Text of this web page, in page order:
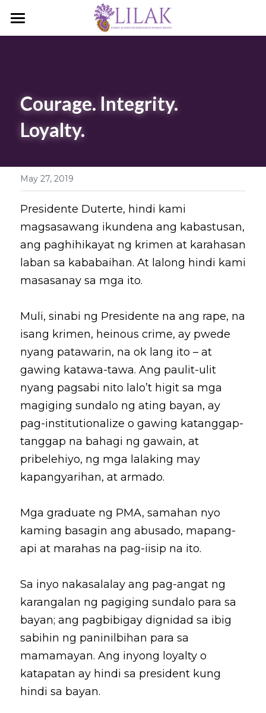
Home
Our People
Programs & Campaigns
LILAK Press
Publications
Resources
Umalohokan News
Photos
Videos
Artivism
KPinay, May K Ka
Fëgëlukës at Linggëng
Illustrations
Poems
Support LILAK
Courage. Integrity.
Loyalty.
May 27, 2019
Presidente Duterte, hindi kami
magsasawang ikundena ang kabastusan,
ang paghihikayat ng krimen at karahasan
laban sa kababaihan. At lalong hindi kami
masasanay sa mga ito.
Muli, sinabi ng Presidente na ang rape, na
isang krimen, heinous crime, ay pwede
nyang patawarin, na ok lang ito – at
gawing katawa-tawa. Ang paulit-ulit
nyang pagsabi nito lalo’t higit sa mga
magiging sundalo ng ating bayan, ay
pag-institutionalize o gawing katanggap-
tanggap na bahagi ng gawain, at
pribelehiyo, ng mga lalaking may
kapangyarihan, at armado.
Mga graduate ng PMA, samahan nyo
kaming basagin ang abusado, mapang-
api at marahas na pag-iisip na ito.
Sa inyo nakasalalay ang pag-angat ng
karangalan ng pagiging sundalo para sa
bayan; ang pagbibigay dignidad sa ibig
sabihin ng paninilbihan para sa
mamamayan. Ang inyong loyalty o
katapatan ay hindi sa president kung
hindi sa bayan.